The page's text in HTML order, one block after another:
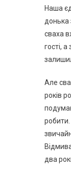
Наша
донька
сваха
гості,
Але
років
два